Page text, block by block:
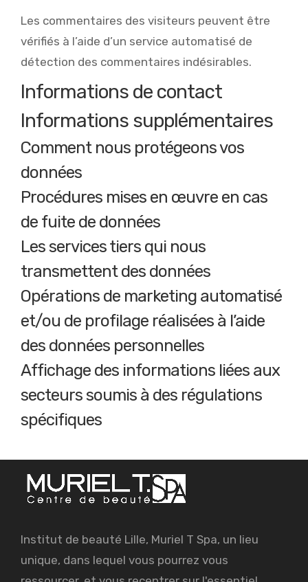
Les commentaires des visiteurs peuvent être
vérifiés à l’aide d’un service automatisé de
détection des commentaires indésirables.
Informations de contact
Informations supplémentaires
Comment nous protégeons vos
données
Procédures mises en œuvre en cas
de fuite de données
Les services tiers qui nous
transmettent des données
Opérations de marketing automatisé
et/ou de profilage réalisées à l’aide
des données personnelles
Affichage des informations liées aux
secteurs soumis à des régulations
spécifiques
Institut de beauté Lille, Muriel T Spa, un lieu
unique, dans lequel vous pourrez vous